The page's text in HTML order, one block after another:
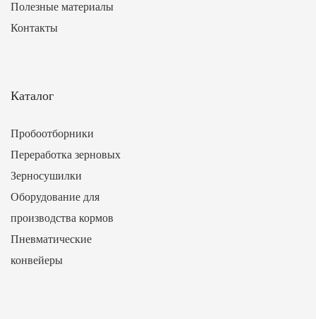
Полезные материалы
Контакты
Каталог
Пробоотборники
Переработка зерновых
Зерносушилки
Оборудование для
производства кормов
Пневматические
конвейеры